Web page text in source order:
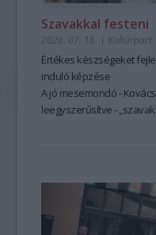
Szavakkal festeni
2026. 07. 16. | Kultúrpart
Értékes készségeket
induló képzése
A jó mesemondó -
leegyszerűsítve -
mesemondás nemcsak
magabiztosabb
előadói, pedagógusi
kommunikációt is –